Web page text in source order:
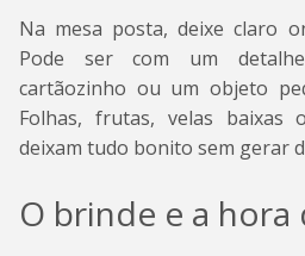
Na mesa posta, deixe claro
Pode ser com um
cartãozinho ou um objeto
Folhas, frutas, velas baixas
deixam tudo bonito sem gerar
O brinde e a hora